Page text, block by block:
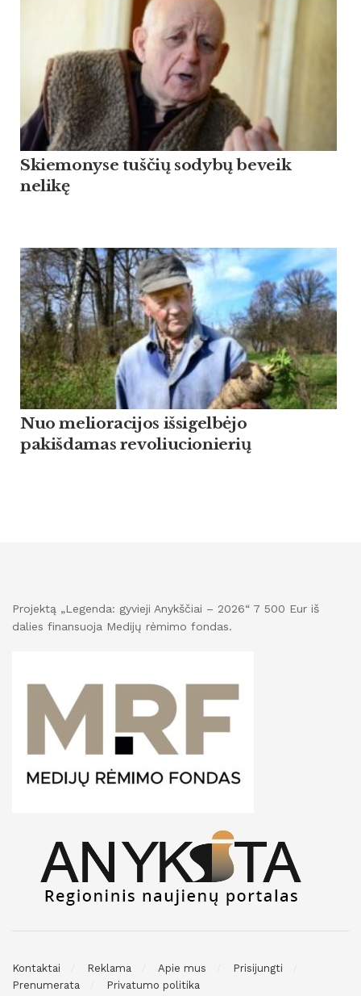
Skiemonyse tuščių sodybų beveik
nelikę
Nuo melioracijos išsigelbėjo
pakišdamas revoliucionierių
Projektą „Legenda: gyvieji Anykščiai – 2026“ 7 500 Eur iš
dalies finansuoja Medijų rėmimo fondas.
Kontaktai Reklama Apie mus
Prisijungti
Prenumerata
Privatumo politika